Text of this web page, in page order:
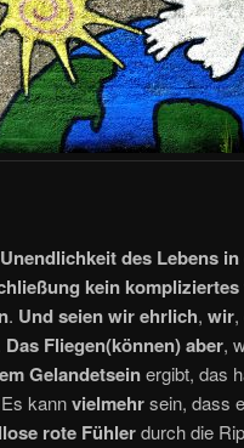
des Lebens
kein
. Und seien wir ehrlich, wir,
Das Fliegen(können) aber,
Gelandetseinergibt, das
kannvielmehrsein, dass
rote Fühlerdurch die